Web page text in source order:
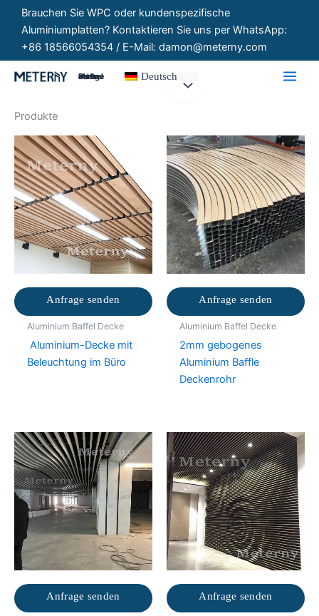
Inhalt
springen
Brauchen Sie WPC oder kundenspezifische
Aluminiumplatten? Kontaktieren Sie uns per WhatsApp:
+86 18566054354 / E-Mail: damon@meterny.com
Maßgeschneiderte Paneele Deutsch
Produkte
Anfrage senden
Aluminium Baffel Decke
Aluminium-Decke mit
Beleuchtung im Büro
Anfrage senden
Aluminium Baffel Decke
2mm gebogenes
Aluminium Baffle
Deckenrohr
Anfrage senden Anfrage senden